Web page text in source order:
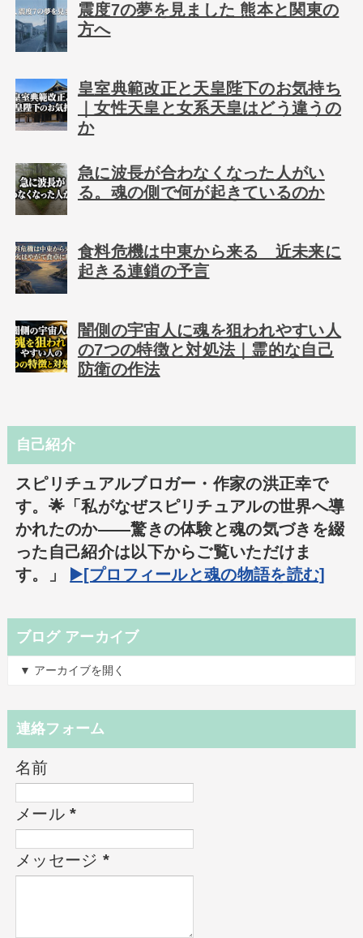
震度7の夢を見ました 熊本と関東の
方へ
皇室典範改正と天皇陛下のお気持ち
｜女性天皇と女系天皇はどう違うの
か
急に波長が合わなくなった人がい
る。魂の側で何が起きているのか
食料危機は中東から来る 近未来に
起きる連鎖の予言
闇側の宇宙人に魂を狙われやすい人
の7つの特徴と対処法｜霊的な自己
防衛の作法
自己紹介
スピリチュアルブロガー・作家の洪正幸で
す。🌟「私がなぜスピリチュアルの世界へ導
かれたのか――驚きの体験と魂の気づきを綴
った自己紹介は以下からご覧いただけま
す。」
▶️[プロフィールと魂の物語を読む]
ブログ アーカイブ
▼ アーカイブを開く
連絡フォーム
名前
メール*
メッセージ *